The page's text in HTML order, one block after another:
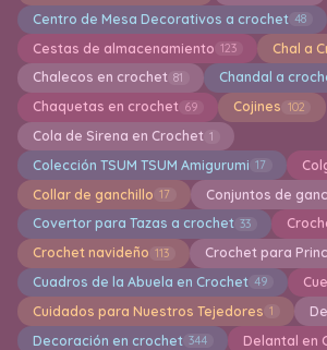
Centro de Mesa Decorativos a crochet 48
Cestas de almacenamiento 123 Chal a
Chalecos en crochet 81 Chandal a
Chaquetas en crochet 69 Cojines 102
Cola de Sirena en Crochet 1
Colección TSUM TSUM Amigurumi 17
Collar de ganchillo 17 Conjuntos de
Covertor para Tazas a crochet 33
Crochet navideño 113 Crochet para
Cuadros de la Abuela en Crochet 49
Cuidados para Nuestros Tejedores 1
Decoración en crochet 344 Delantal en